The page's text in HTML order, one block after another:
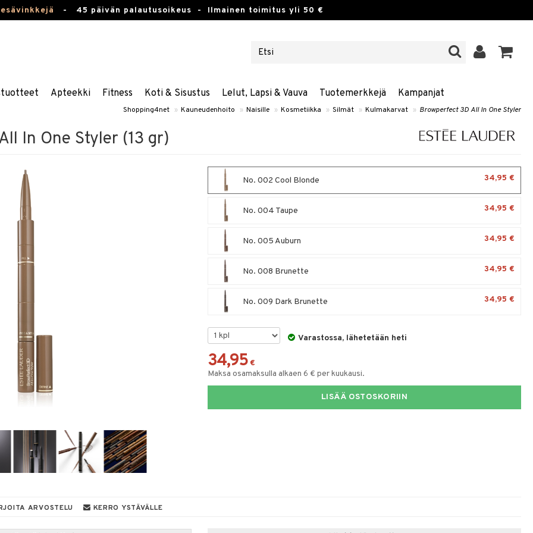
- 45 päivän palautusoikeus - Ilmainen toimitus yli 50 €
Apteekki Fitness Koti & Sisustus Lelut, Lapsi & Vauva Tuotemerkkejä Kampanjat
Shopping4net » Kauneudenhoito » Naisille » Kosmetiikka » Silmät » Kulmakarvat » Browperfect 3D All In One Styler
In One Styler (13 gr)
No. 002 Cool Blonde 34,95 €
No. 004 Taupe 34,95 €
No. 005 Auburn 34,95 €
No. 008 Brunette 34,95 €
No. 009 Dark Brunette 34,95 €
Varastossa, lähetetään heti
34,95 €
Maksa osamaksulla alkaen 6 € per kuukausi.
LISÄÄ OSTOSKORIIN
ARVOSTELU KERRO YSTÄVÄLLE